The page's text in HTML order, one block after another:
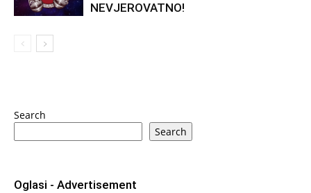
NEVJEROVATNO!
Search
Search
Oglasi - Advertisement